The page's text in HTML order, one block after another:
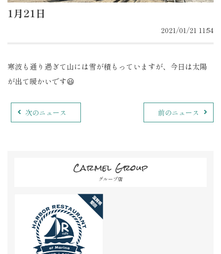
1月21日
2021/01/21 11:54
寒波も通り過ぎて山には雪が積もっていますが、今日は太陽
が出て暖かいです😃
次のニュース 前のニュース
Carmel Group
グループ店